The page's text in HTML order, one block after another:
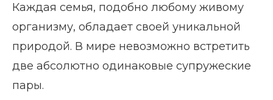
Каждая семья, подобно любому живому
организму, обладает своей уникальной
природой. В мире невозможно встретить
две абсолютно одинаковые супружеские
пары.